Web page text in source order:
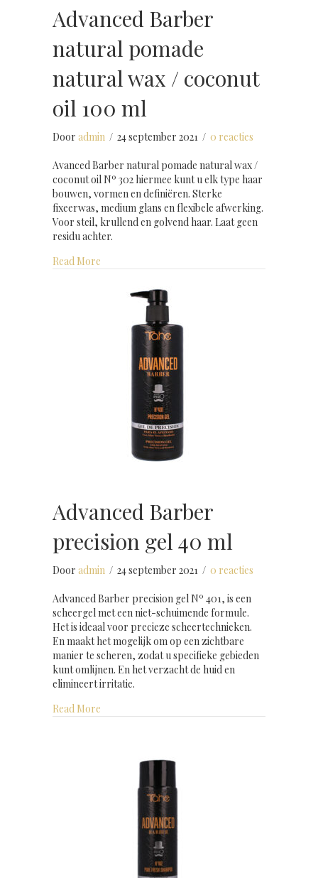
Advanced Barber
natural pomade
natural wax / coconut
oil 100 ml
Door admin / 24 september 2021 / 0 reacties
Avanced Barber natural pomade natural wax /
coconut oil Nº 302 hiermee kunt u elk type haar
bouwen, vormen en definiëren. Sterke
fixeerwas, medium glans en flexibele afwerking.
Voor steil, krullend en golvend haar. Laat geen
residu achter.
Read More
Advanced Barber
precision gel 40 ml
Door admin / 24 september 2021 / 0 reacties
Advanced Barber precision gel Nº 401, is een
scheergel met een niet-schuimende formule.
Het is ideaal voor precieze scheertechnieken.
En maakt het mogelijk om op een zichtbare
manier te scheren, zodat u specifieke gebieden
kunt omlijnen. En het verzacht de huid en
elimineert irritatie.
Read More